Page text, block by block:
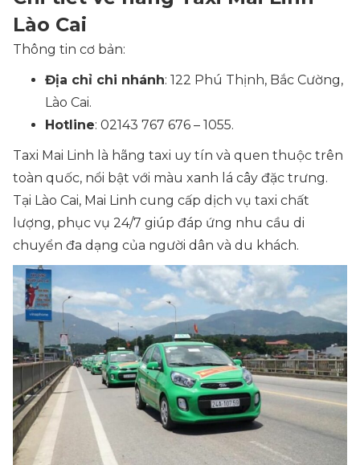
Lào Cai
Thông tin cơ bản:
Địa chỉ chi nhánh: 122 Phú Thịnh, Bắc Cường,
Lào Cai.
Hotline: 02143 767 676 – 1055.
Taxi Mai Linh là hãng taxi uy tín và quen thuộc trên
toàn quốc, nổi bật với màu xanh lá cây đặc trưng.
Tại Lào Cai, Mai Linh cung cấp dịch vụ taxi chất
lượng, phục vụ 24/7 giúp đáp ứng nhu cầu di
chuyển đa dạng của người dân và du khách.